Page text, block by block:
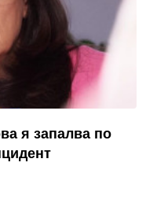
я запалва по